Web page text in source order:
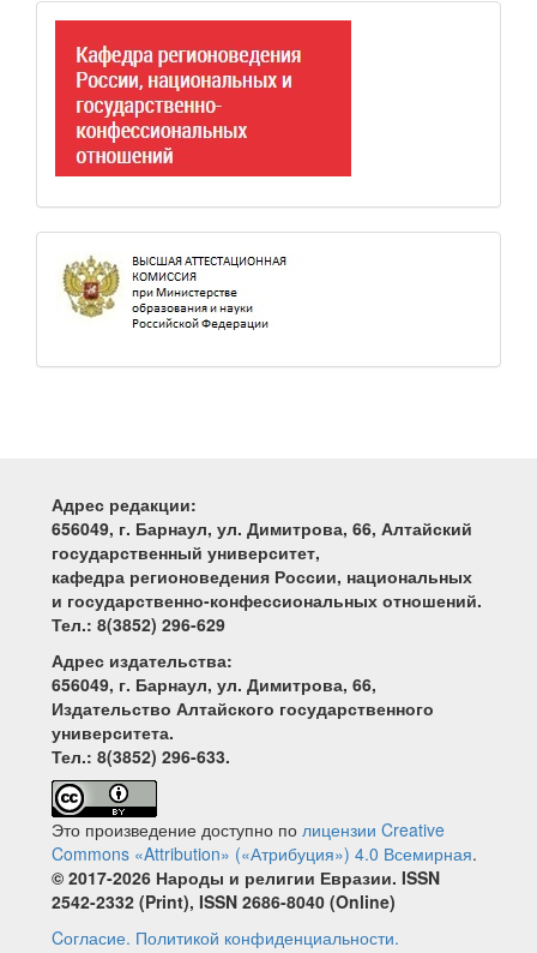
Адрес редакции:
656049, г. Барнаул, ул. Димитрова, 66, Алтайский
государственный университет,
кафедра регионоведения России, национальных
и государственно-конфессиональных отношений.
Тел.: 8(3852) 296-629
Адрес издательства:
656049, г. Барнаул, ул. Димитрова, 66,
Издательство Алтайского государственного
университета.
Тел.: 8(3852) 296-633.
Это произведение доступно по лицензии Creative
Commons «Attribution» («Атрибуция») 4.0 Всемирная.
© 2017-2026 Народы и религии Евразии. ISSN
2542-2332 (Print), ISSN 2686-8040 (Online)
Cогласие. Политикой конфиденциальности.